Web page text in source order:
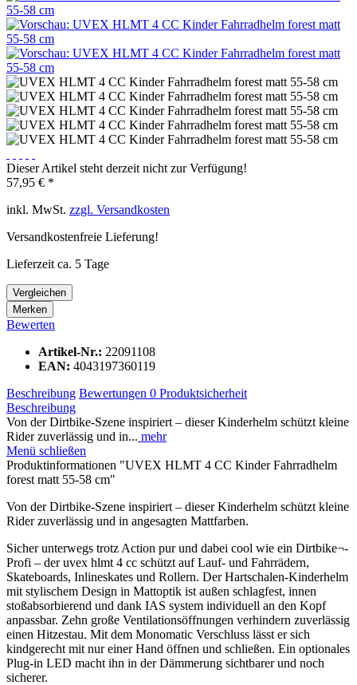
Dieser Artikel steht derzeit nicht zur Verfügung!
57,95 € *
inkl. MwSt. zzgl. Versandkosten
Versandkostenfreie Lieferung!
Lieferzeit ca. 5 Tage
Vergleichen
Merken
Bewerten
Artikel-Nr.: 22091108
EAN: 4043197360119
Beschreibung Bewertungen 0 Produktsicherheit
Beschreibung
Von der Dirtbike-Szene inspiriert – dieser Kinderhelm schützt kleine
Rider zuverlässig und in... mehr
Menü schließen
Produktinformationen "UVEX HLMT 4 CC Kinder Fahrradhelm
forest matt 55-58 cm"
Von der Dirtbike-Szene inspiriert – dieser Kinderhelm schützt kleine
Rider zuverlässig und in angesagten Mattfarben.
Sicher unterwegs trotz Action pur und dabei cool wie ein Dirtbike¬-
Profi – der uvex hlmt 4 cc schützt auf Lauf- und Fahrrädern,
Skateboards, Inlineskates und Rollern. Der Hartschalen-Kinderhelm
mit stylischem Design in Mattoptik ist außen schlagfest, innen
stoßabsorbierend und dank IAS system individuell an den Kopf
anpassbar. Zehn große Ventilationsöffnungen verhindern zuverlässig
einen Hitzestau. Mit dem Monomatic Verschluss lässt er sich
kindgerecht mit nur einer Hand öffnen und schließen. Ein optionales
Plug-in LED macht ihn in der Dämmerung sichtbarer und noch
sicherer.